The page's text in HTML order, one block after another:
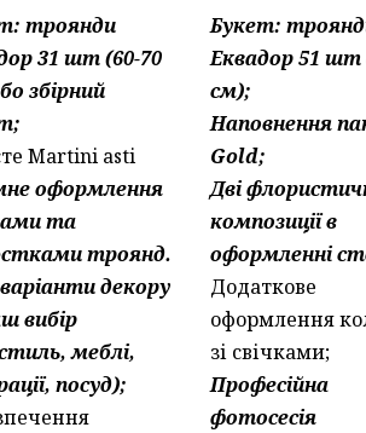
троянди
31 шт (60-70
збірний
Martini asti
оформлення
та
троянд.
варіанти декору
вибір
меблі,
посуд);
Букет:
Еквадор 51 шт
см);
Наповнення
Gold;
Дві
композиції в
оформленні
Додаткове
оформлення
зі свічками;
Професійна
фотосесія